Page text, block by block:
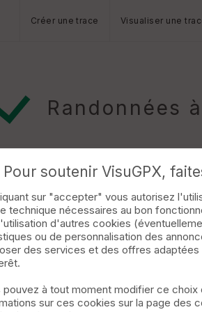
Créer une trace Visualiser une
Randonnées
St Pierre de Curtille Versonnex
2/Rumilly- Villette 15Kms 600D /
»
Pour soutenir VisuGPX,
sur "accepter" vous autorisez
technique nécessaires au bon
d'autres cookies
ou de personnalisation des
des services et des offres adaptées
pouvez à tout moment modifier ce choix
sur ces cookies sur la page des